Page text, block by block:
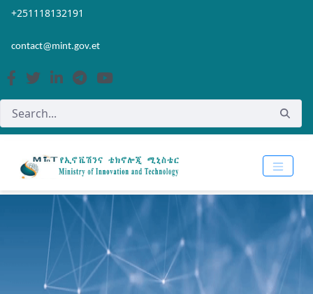
Skip to Main Content
Open Accessibility Menu
+251118132191
contact@mint.gov.et